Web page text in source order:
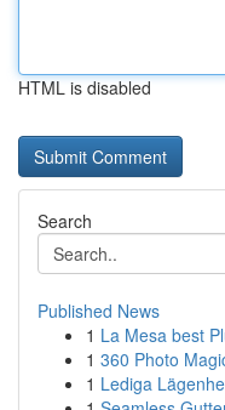
HTML is disabled
Search
Published News
1 La Mesa best
1 360 Photo
1 Lediga